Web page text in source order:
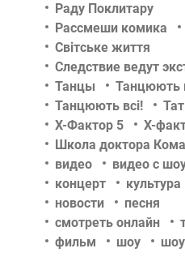
Раду Поклитару
Рассмеши комика
Світське життя
Следствие ведут
Танцы
Танцюють
Танцюють всі!
Х-Фактор 5
Х-
Школа доктора
видео
видео с
концерт
культура
новости
песня
смотреть онлайн
фильм
шоу